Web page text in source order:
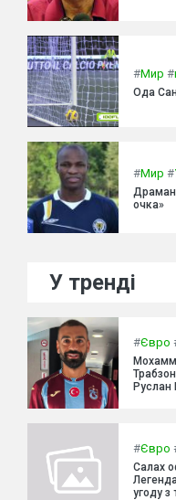
#Мир #
Ода
#Мир #
Драман
очка»
У тренді
#Євро
Руслан
#Євро
Салах
угоду з